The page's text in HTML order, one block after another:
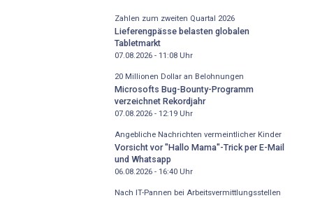
Zahlen zum zweiten Quartal 2026
Lieferengpässe belasten globalen
Tabletmarkt
07.08.2026 - 11:08Uhr
20 Millionen Dollar an Belohnungen
Microsofts Bug-Bounty-Programm
verzeichnet Rekordjahr
07.08.2026 - 12:19Uhr
Angebliche Nachrichten vermeintlicher Kinder
Vorsicht vor "Hallo Mama"-Trick per E-Mail
und Whatsapp
06.08.2026 - 16:40Uhr
Nach IT-Pannen bei Arbeitsvermittlungsstellen